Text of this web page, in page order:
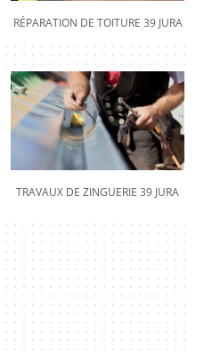
RÉPARATION DE TOITURE 39 JURA
TRAVAUX DE ZINGUERIE 39 JURA